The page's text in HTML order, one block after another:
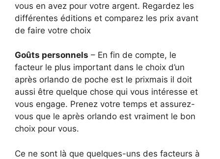
vous en avez pour votre argent. Regardez les
différentes éditions et comparez les prix avant
de faire votre choix
Goûts personnels – En fin de compte, le
facteur le plus important dans le choix d’un
après orlando de poche est le prixmais il doit
aussi être quelque chose qui vous intéresse et
vous engage. Prenez votre temps et assurez-
vous que le après orlando est vraiment le bon
choix pour vous.
Ce ne sont là que quelques-uns des facteurs à